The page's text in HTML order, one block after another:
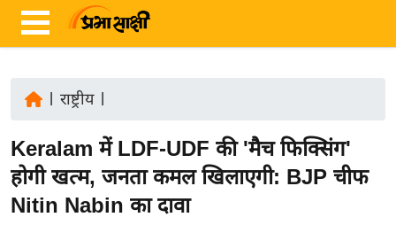
ज़ा
ख
ब
र
राष्ट्रीय|
Keralam में LDF-UDF की 'मैच फिक्सिंग'
होगी खत्म, जनता कमल खिलाएगी: BJP चीफ
Nitin Nabin का दावा